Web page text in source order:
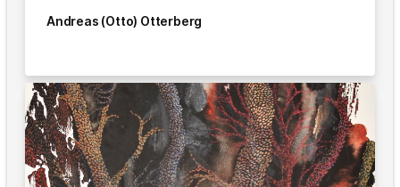
Andreas (Otto) Otterberg